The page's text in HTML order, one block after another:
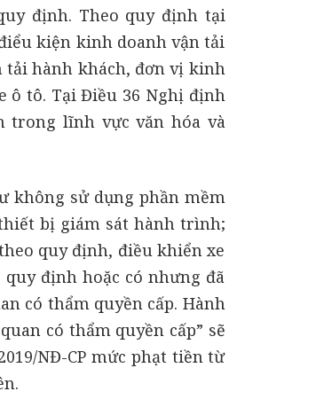
định. Theo quy định tại
kiện kinh doanh vận tải
tải hành khách, đơn vị kinh
ô tô. Tại Điều 36 Nghị định
trong lĩnh vực văn hóa và
không sử dụng phần mềm
bị giám sát hành trình;
quy định, điều khiển xe
định hoặc có nhưng đã
có thẩm quyền cấp. Hành
có thẩm quyền cấp” sẽ
NĐ-CP mức phạt tiền từ